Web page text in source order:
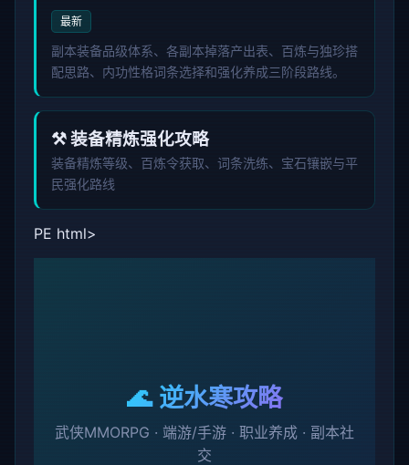
最新
副本装备品级体系、各副本掉落产出表、百炼与独珍搭
配思路、内功性格词条选择和强化养成三阶段路线。
⚒️ 装备精炼强化攻略
装备精炼等级、百炼令获取、词条洗练、宝石镶嵌与平
民强化路线
PE html>
🌊 逆水寒攻略
武侠MMORPG · 端游/手游 · 职业养成 · 副本社
交